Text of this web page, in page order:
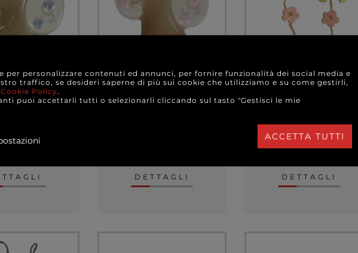
porcellana con
6x6 cm,
da 12 pezzi
da0,90 €
Albero in porcellana con
magnete, 6x6 cm,
DETTAGLI
Decorazione bimba in
resina con cordino,
1,97 €
DETTAGLI
per personalizzare contenuti ed annunci, per fornire funzionalità dei social media e
traffico, se desideri saperne di più sui cookie che utilizziamo e su come gestirli,
Cookie Policy.
puoi accettarli tutti o selezionarli cliccando sul tasto "Gestisci le mie
ACCETTA TUTTI